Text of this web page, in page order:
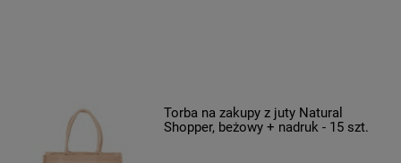
Torba na zakupy z juty Natural
Shopper, beżowy + nadruk - 15 szt.